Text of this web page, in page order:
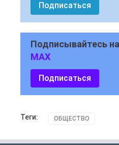
Подписаться
Подписывайтесь
MAX
Подписаться
Теги: ОБЩЕСТВО